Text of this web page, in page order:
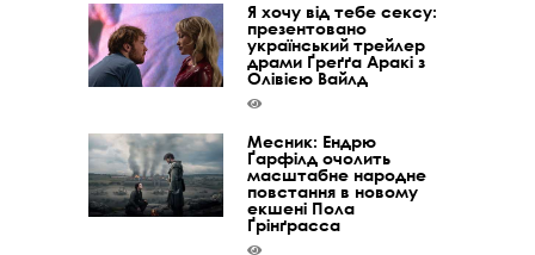
Я хочу від тебе сексу:
презентовано
український трейлер
драми Ґреґґа Аракі з
Олівією Вайлд
Месник: Ендрю
Ґарфілд очолить
масштабне народне
повстання в новому
екшені Пола
Ґрінґрасса